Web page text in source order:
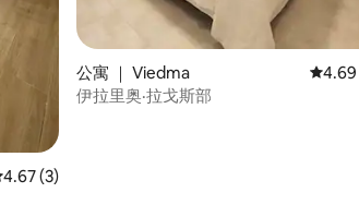
均评分 4.67 分（满分 5 分），共 3 条评价
4.67 (3)
公寓 ｜ Viedma 平均
4.69
伊拉里奥·拉戈斯部